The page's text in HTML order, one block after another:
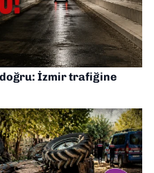
doğru: İzmir trafiğine